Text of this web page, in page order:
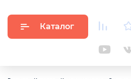
Каталог